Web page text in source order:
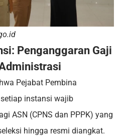
Penganggaran Gaji
Pejabat Pembina
instansi wajib
ASN (CPNS dan PPPK) yang
hingga resmi diangkat.